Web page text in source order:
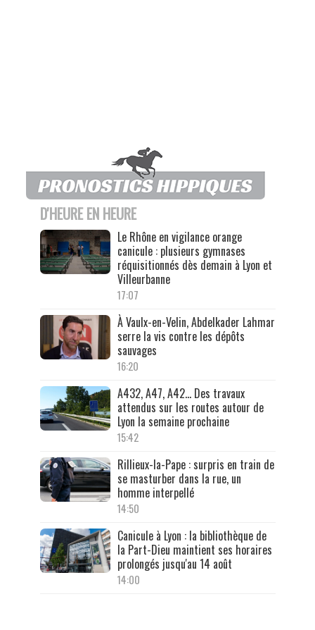
D'HEURE EN HEURE
Le Rhône en vigilance orange
canicule : plusieurs gymnases
réquisitionnés dès demain à Lyon et
Villeurbanne
17:07
À Vaulx-en-Velin, Abdelkader Lahmar
serre la vis contre les dépôts
sauvages
16:20
A432, A47, A42… Des travaux
attendus sur les routes autour de
Lyon la semaine prochaine
15:42
Rillieux-la-Pape : surpris en train de
se masturber dans la rue, un
homme interpellé
14:50
Canicule à Lyon : la bibliothèque de
la Part-Dieu maintient ses horaires
prolongés jusqu'au 14 août
14:00